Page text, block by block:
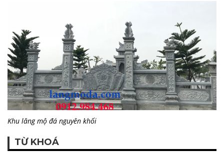
Khu lăng mộ đá nguyên khối
TỪ KHOÁ